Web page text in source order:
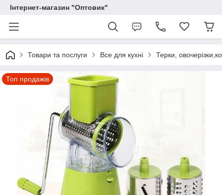
Інтернет-магазин "Оптовик"
Товари та послуги Все для кухні Терки,
Топ продажів